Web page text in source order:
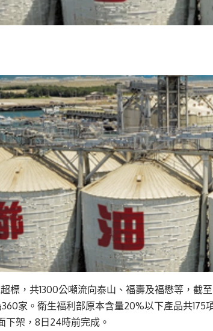
標，共1300公噸流向泰山、福壽及福懋等，截
家。衛生福利部原本含量20%以下產品共175
下架，8日24時前完成。